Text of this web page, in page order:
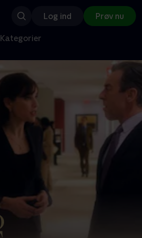
Log ind Prøv nu
Kategorier